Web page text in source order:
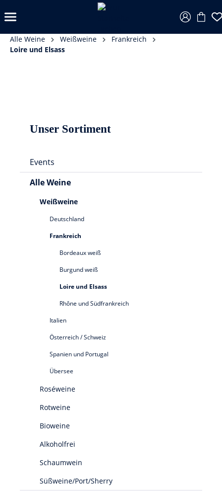
Alle Weine Weißweine
Frankreich
Loire und Elsass
Unser Sortiment
Events
Alle Weine
Weißweine
Deutschland
Frankreich
Bordeaux weiß
Burgund weiß
Loire und Elsass
Rhône und Südfrankreich
Italien
Österreich / Schweiz
Spanien und Portugal
Übersee
Roséweine
Rotweine
Bioweine
Alkoholfrei
Schaumwein
Süßweine/Port/Sherry